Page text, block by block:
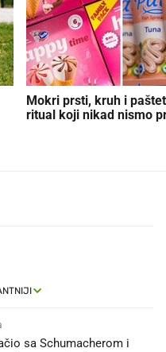
Mokri prsti, kruh i
ritual koji nikad nismo
sa Schumacherom i